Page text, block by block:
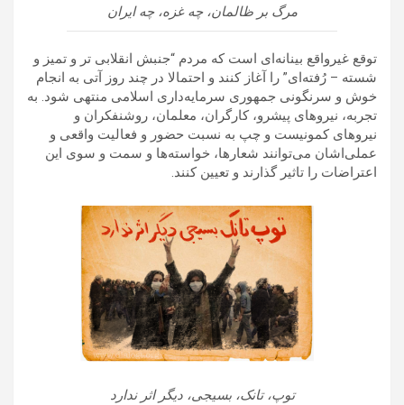
مرگ بر ظالمان، چه غزه، چه ایران
توقع غیرواقع بینانه‌ای است که مردم “جنبش انقلابی تر و تمیز و
شسته – رُفته‌ای” را آغاز کنند و احتمالا در چند روز آتی به انجام
خوش و سرنگونی جمهوری سرمایه‌داری اسلامی منتهی شود. به
تجربه، نیروهای پیشرو، کارگران، معلمان، روشنفکران و
نیروهای کمونیست و چپ به نسبت حضور و فعالیت واقعی و
عملی‌اشان می‌توانند شعارها، خواسته‌ها و سمت و سوی این
اعتراضات را تاثیر گذارند و تعیین کنند.
توپ، تانک، بسیجی، دیگر اثر ندارد